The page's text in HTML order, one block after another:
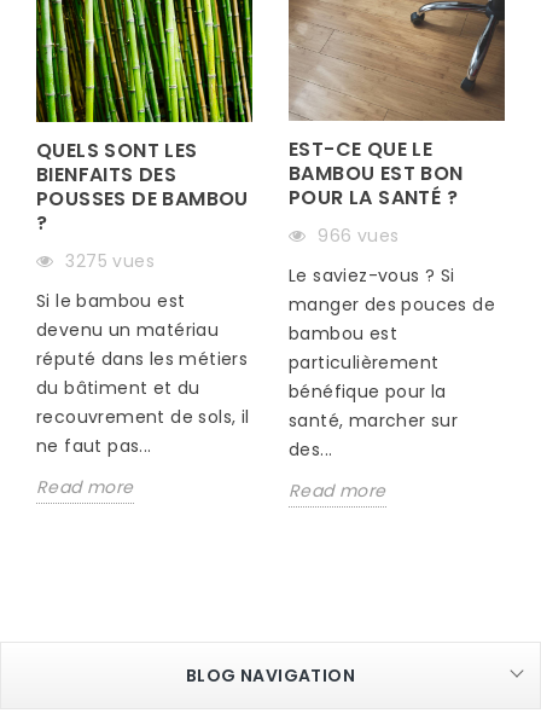
QUELS SONT LES
BIENFAITS DES
POUSSES DE BAMBOU
?
3275 vues
Si le bambou est
devenu un matériau
réputé dans les métiers
du bâtiment et du
recouvrement de sols, il
ne faut pas...
Read more
EST-CE QUE LE
BAMBOU EST BON
POUR LA SANTÉ ?
966 vues
Le saviez-vous ? Si
manger des pouces de
bambou est
particulièrement
bénéfique pour la
santé, marcher sur
des...
Read more
BLOG NAVIGATION